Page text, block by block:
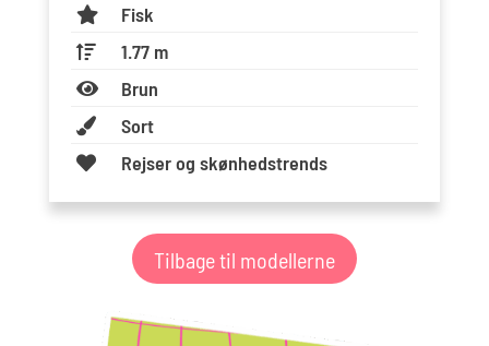
Fisk
1.77 m
Brun
Sort
Rejser og skønhedstrends
Tilbage til modellerne